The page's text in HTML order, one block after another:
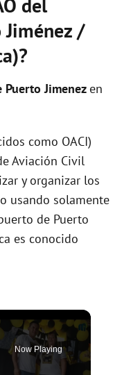
del
/
Jimenezen
como OACI)
Aviación Civil
y organizar los
usando solamente
de Puerto
es conocido
Now Playing